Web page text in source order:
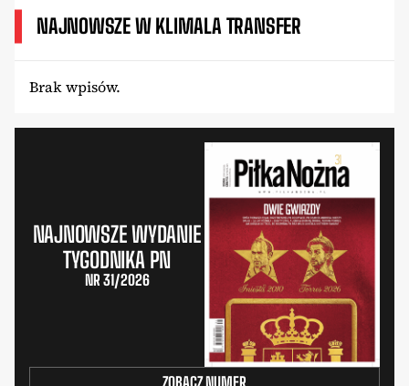
NAJNOWSZE W KLIMALA TRANSFER
Brak wpisów.
NAJNOWSZE WYDANIE
TYGODNIKA PN
NR 31/2026
ZOBACZ NUMER